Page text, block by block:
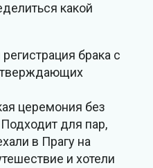
какой
брака с
церемония без
для пар,
в Прагу на
и хотели